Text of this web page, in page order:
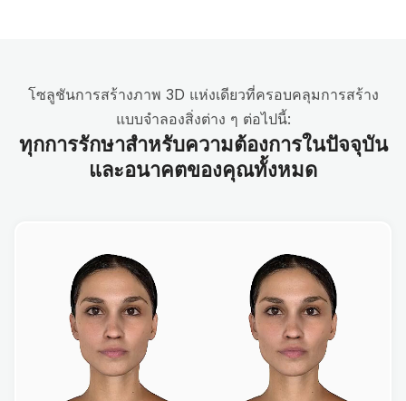
โซลูชันการสร้างภาพ 3D แห่งเดียวที่ครอบคลุมการสร้าง
แบบจำลองสิ่งต่าง ๆ ต่อไปนี้:
ทุกการรักษาสำหรับความต้องการในปัจจุบัน
และอนาคตของคุณทั้งหมด